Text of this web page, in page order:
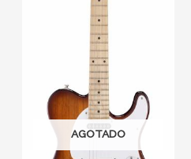
AGOTADO